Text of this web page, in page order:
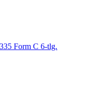
Form C 6-tlg.